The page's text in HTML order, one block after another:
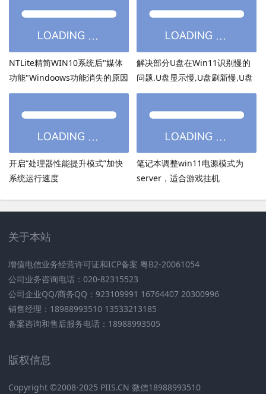
NTLite精简WIN10系统后"媒体
功能"Windoows功能消失的原因
解决部分U盘在Win11识别慢的
问题.U盘显示慢,U盘刷新慢,U盘
加载慢
开启“处理器性能提升模式”加快
系统运行速度
笔记本调整win11电源模式为
server，适合游戏挂机
关于本站
增值电信业务经营许可证和ICP备案 粤B2-20061054
公司业务咨询电话：020-82315523
公司企业QQ/商务QQ：923109991 16764407 20300996
销售经理：18988993510 13533213185
备案咨询和售后服务电话：18988993505
版权信息
Copyright ©2008-2025 PIIS.CN 微信18988993510